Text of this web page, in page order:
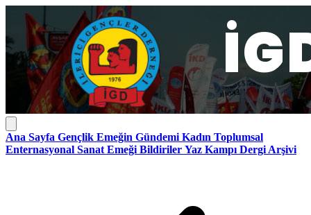
Ana Sayfa Gençlik Emeğin Gündemi Kadın Toplumsal
Enternasyonal Sanat Emeği Bildiriler Yaz Kampı Dergi Arşivi